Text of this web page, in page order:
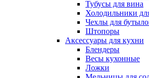
Тубусы для вина
Холодильники
Чехлы для
Штопоры
Аксессуары для кухни
Блендеры
Весы кухонные
Ложки